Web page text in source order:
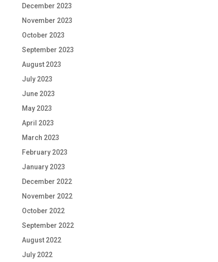
December 2023
November 2023
October 2023
September 2023
August 2023
July 2023
June 2023
May 2023
April 2023
March 2023
February 2023
January 2023
December 2022
November 2022
October 2022
September 2022
August 2022
July 2022